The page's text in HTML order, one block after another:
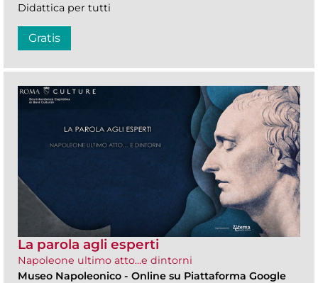
Didattica per tutti
Gratis
La parola agli esperti
Napoleone ultimo atto...e dintorni
Museo Napoleonico - Online su Piattaforma Google